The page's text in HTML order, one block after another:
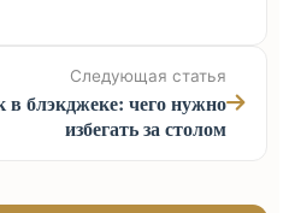
Следующая статья
блэкджеке: чего нужно
избегать за столом